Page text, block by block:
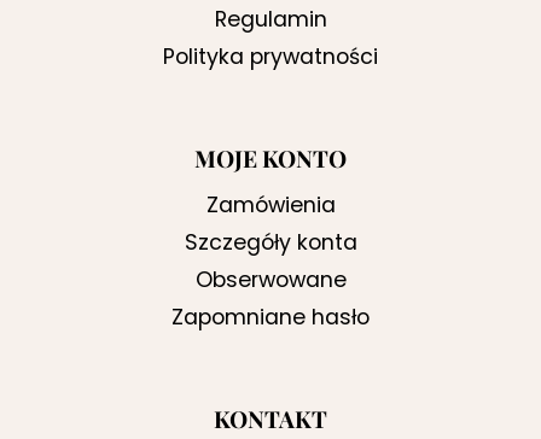
Regulamin
Polityka prywatności
MOJE KONTO
Zamówienia
Szczegóły konta
Obserwowane
Zapomniane hasło
KONTAKT